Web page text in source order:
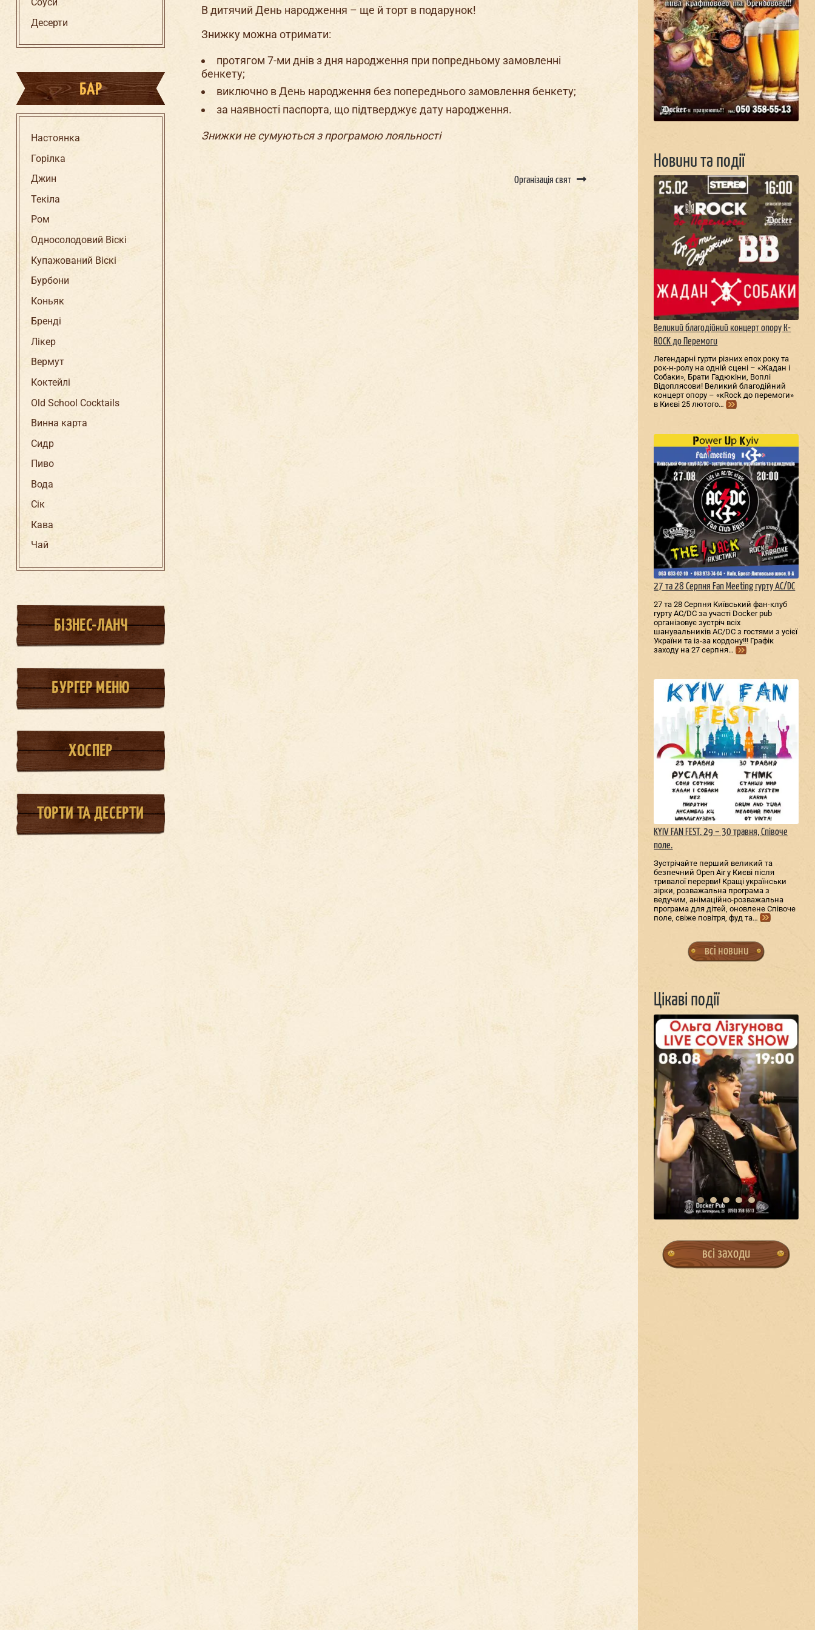
Соуси
Десерти
БАР
Настоянка
Горілка
Джин
Текіла
Ром
Односолодовий Віскі
Купажований Віскі
Бурбони
Коньяк
Бренді
Лікер
Вермут
Коктейлі
Old School Cocktails
Винна карта
Сидр
Пиво
Вода
Сік
Кава
Чай
БІЗНЕС-ЛАНЧ
БУРГЕР МЕНЮ
ХОСПЕР
ТОРТИ ТА ДЕСЕРТИ
В дитячий День народження – ще й торт в подарунок!
Знижку можна отримати:
протягом 7-ми днів з дня народження при попредньому замовленні
бенкету;
виключно в День народження без попереднього замовлення бенкету;
за наявності паспорта, що підтверджує дату народження.
Знижки не сумуються з програмою лояльності
Організація свят
Новини та події
Великий благодійний концерт опору К-
ROCK до Перемоги
Легендарні гурти різних епох року та
рок-н-ролу на одній сцені – «Жадан і
Собаки», Брати Гадюкіни, Воплі
Відоплясови! Великий благодійний
концерт опору – «кRock до перемоги»
в Києві 25 лютого…
27 та 28 Серпня Fan Meeting гурту AC/DС
27 та 28 Серпня Київський фан-клуб
гурту AC/DС за участі Docker pub
організовує зустріч всіх
шанувальників AC/DС з гостями з усієї
України та із-за кордону!!! Графік
заходу на 27 серпня…
KYIV FAN FEST. 29 – 30 травня, Співоче
поле.
Зустрічайте перший великий та
безпечний Open Air у Києві після
тривалої перерви! Кращі українськи
зірки, розважальна програма з
ведучим, анімаційно-розважальна
програма для дітей, оновлене Співоче
поле, свіже повітря, фуд та…
всі новини
Цікаві події
всі заходи